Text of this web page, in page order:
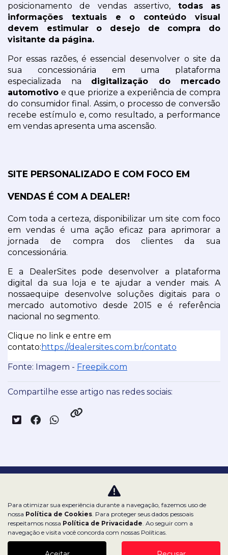
posicionamento de vendas assertivo, todas as
informações textuais e o conteúdo visual
devem estimular o desejo de compra do
visitante da página.
Por essas razões, é essencial desenvolver o site da
sua concessionária em uma plataforma
especializada na digitalização do mercado
automotivo e que priorize a experiência de compra
do consumidor final. Assim, o processo de conversão
recebe estímulo e, como resultado, a performance
em vendas apresenta uma ascensão.
SITE PERSONALIZADO E COM FOCO EM
VENDAS É COM A DEALER!
Com toda a certeza, disponibilizar um site com foco
em vendas é uma ação eficaz para aprimorar a
jornada de compra dos clientes da sua
concessionária.
E a DealerSites pode desenvolver a plataforma
digital da sua loja e te ajudar a vender mais. A
nossaequipe desenvolve soluções digitais para o
mercado automotivo desde 2015 e é referência
nacional no segmento.
Clique no link e entre em
contato: https://dealersites.com.br/contato
Fonte: Imagem - Freepik.com
Compartilhe esse artigo nas redes sociais:
Dealerspace SA
Para otimizar sua experiência durante a navegação, fazemos uso de
nossa Política de Cookies. Para proteger seus dados pessoais
respeitamos nossa Política de Privacidade. Ao seguir com a
navegação e visita você concorda com nossas Políticas.